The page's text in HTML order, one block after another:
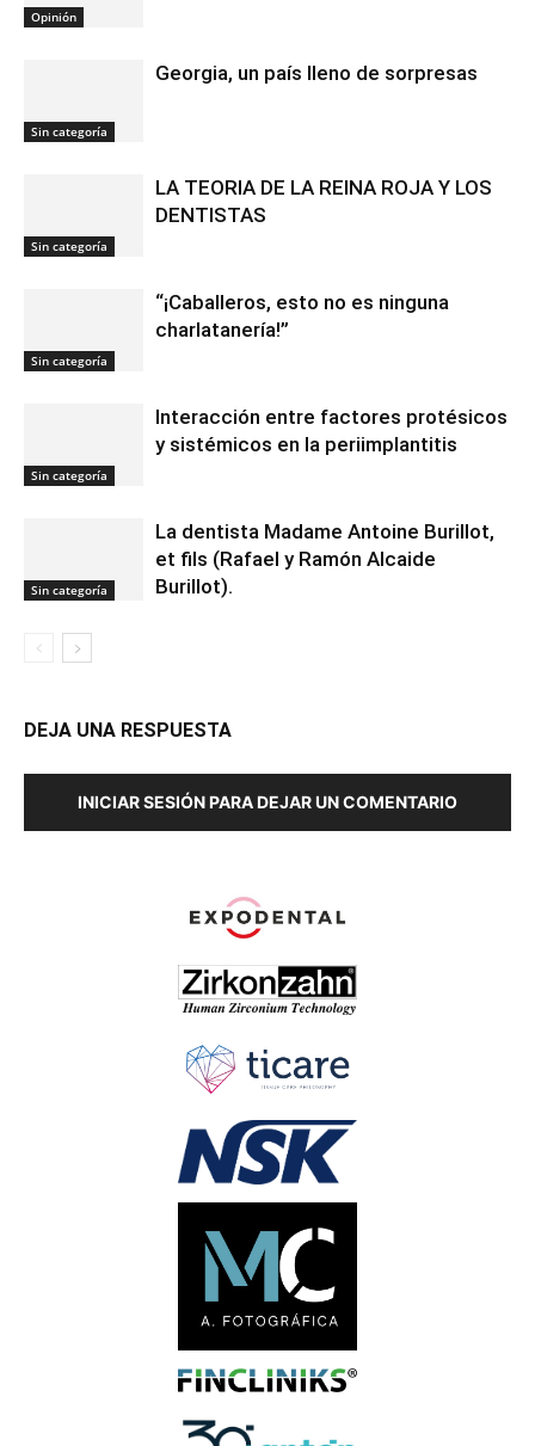
Opinión
Sin categoría
Georgia, un país lleno de sorpresas
Sin categoría
LA TEORIA DE LA REINA ROJA Y LOS
DENTISTAS
Sin categoría
“¡Caballeros, esto no es ninguna
charlatanería!”
Sin categoría
Interacción entre factores protésicos
y sistémicos en la periimplantitis
Sin categoría
La dentista Madame Antoine Burillot,
et fils (Rafael y Ramón Alcaide
Burillot).
DEJA UNA RESPUESTA
INICIAR SESIÓN PARA DEJAR UN COMENTARIO